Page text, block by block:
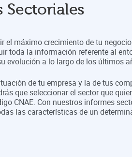
Sectoriales
el máximo crecimiento de tu
toda la información referente al
evolución a lo largo de los últimos
de tu empresa y la de tus
que seleccionar el sector que
CNAE. Con nuestros informes
las características de un